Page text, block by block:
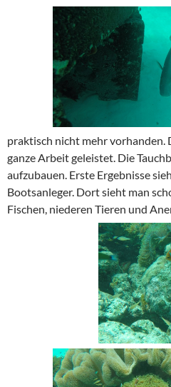
praktisch nicht mehr vorhanden.
ganze Arbeit geleistet. Die
aufzubauen. Erste Ergebnisse
Bootsanleger. Dort sieht man
Fischen, niederen Tieren und